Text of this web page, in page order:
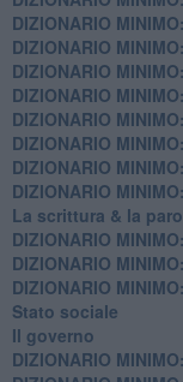
DIZIONARIO
DIZIONARIO
DIZIONARIO
DIZIONARIO
DIZIONARIO
DIZIONARIO
DIZIONARIO
DIZIONARIO
La scrittura & la
​DIZIONARIO
DIZIONARIO
DIZIONARIO
Stato sociale
Il governo
DIZIONARIO